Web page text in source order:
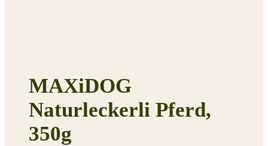
MAXiDOG
Naturleckerli Pferd,
350g